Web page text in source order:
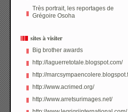
Très portrait, les reportages de
Grégoire Osoha
sites à visiter
Big brother awards
http://laguerretotale.blogspot.com/
http://
http://www.acrimed.org/
http://www.arretsurimages.net/